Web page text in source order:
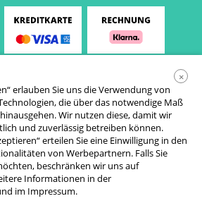
AGB
×
erlauben Sie uns die Verwendung von
die über das notwendige Maß
Wir nutzen diese, damit wir
und zuverlässig betreiben können.
erteilen Sie eine Einwilligung in den
von Werbepartnern. Falls Sie
beschränken wir uns auf
Informationen in der
im Impressum.